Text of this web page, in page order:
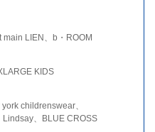
LIEN、b・ROOM
KIDS
childrenswear、
、BLUE CROSS